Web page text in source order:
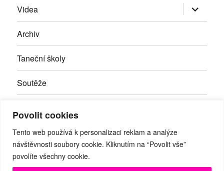
Povolit cookies
Tento web používá k personalizaci reklam a analýze
návštěvnosti soubory cookie. Kliknutím na “Povolit vše”
povolíte všechny cookie.
Videa Zobrazit
položky
Archiv
Taneční školy
Soutěže
Kontakty
Facebook
RSS Youtube